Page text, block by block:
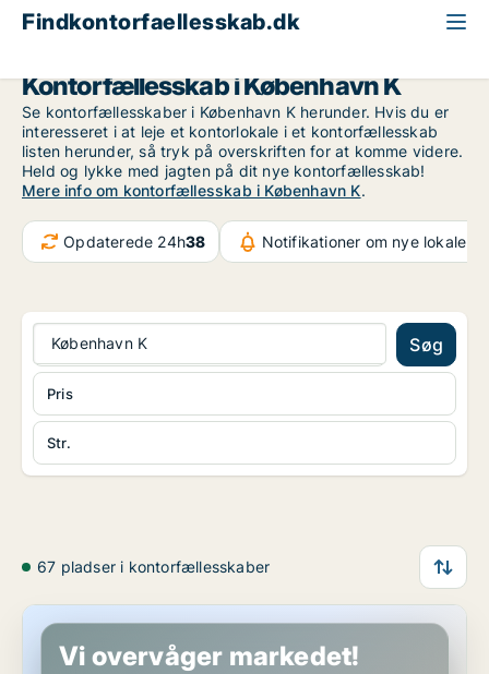
Findkontorfaellesskab.dk
Kontorfællesskab i København K
Se kontorfællesskaber i København K herunder. Hvis du er
interesseret i at leje et kontorlokale i et kontorfællesskab
listen herunder, så tryk på overskriften for at komme videre.
Held og lykke med jagten på dit nye kontorfællesskab!
Mere info om kontorfællesskab i København K.
Opdaterede 24h38 Notifikationer om nye lokaler
København K Søg
Str.
Pris
67 pladser i kontorfællesskaber
Kontorfællesskab i København K
Vi overvåger markedet!